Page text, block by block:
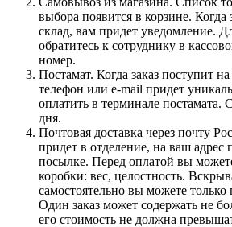
выбора появится в корзине. Когда
склад, вам придет уведомление.
обратитесь к сотруднику в
номер.
Постамат. Когда заказ поступит
телефон или e-mail придет
оплатить в терминале
дня.
Почтовая доставка через почту
придет в отделение, на ваш адрес
посылке. Перед оплатой вы
коробки: вес, целостность.
самостоятельно вы можете только
Один заказ может содержать не
его стоимость не должна